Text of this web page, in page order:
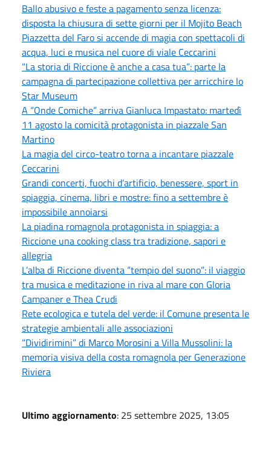
Ballo abusivo e feste a pagamento senza licenza:
disposta la chiusura di sette giorni per il Mojito Beach
Piazzetta del Faro si accende di magia con spettacoli di
acqua, luci e musica nel cuore di viale Ceccarini
“La storia di Riccione è anche a casa tua”: parte la
campagna di partecipazione collettiva per arricchire lo
Star Museum
A “Onde Comiche” arriva Gianluca Impastato: martedì
11 agosto la comicità protagonista in piazzale San
Martino
La magia del circo-teatro torna a incantare piazzale
Ceccarini
Grandi concerti, fuochi d’artificio, benessere, sport in
spiaggia, cinema, libri e mostre: fino a settembre è
impossibile annoiarsi
La piadina romagnola protagonista in spiaggia: a
Riccione una cooking class tra tradizione, sapori e
allegria
L’alba di Riccione diventa “tempio del suono”: il viaggio
tra musica e meditazione in riva al mare con Gloria
Campaner e Thea Crudi
Rete ecologica e tutela del verde: il Comune presenta le
strategie ambientali alle associazioni
“Dividirimini” di Marco Morosini a Villa Mussolini: la
memoria visiva della costa romagnola per Generazione
Riviera
Ultimo aggiornamento: 25 settembre 2025, 13:05